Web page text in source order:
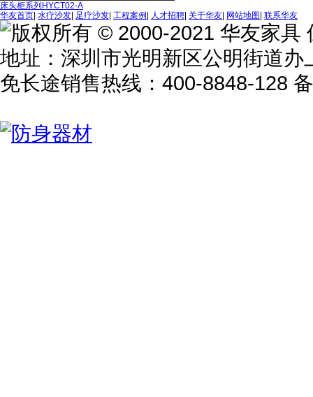
床头柜系列HYCT02-A
华友首页 水疗沙发 足疗沙发 工程案例 人才招聘 关于华友 网站地图 联系华友
版权所有 © 2000-2021 华友家具
地址：深圳市光明新区公明街道
免长途销售热线：400-8848-128